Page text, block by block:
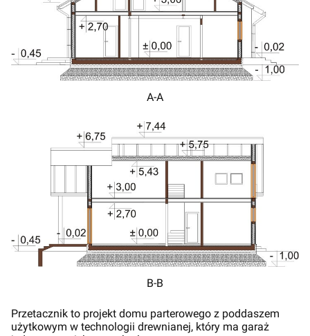
A-A
B-B
Przetacznik to projekt domu parterowego z poddaszem
użytkowym w technologii drewnianej, który ma garaż